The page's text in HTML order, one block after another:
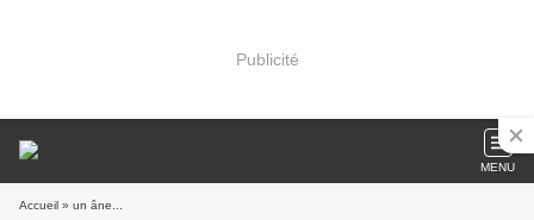
Publicité
MENU
Accueil » un âne...